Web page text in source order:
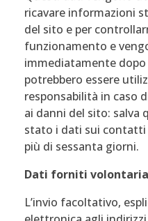
ricavare informazioni
del sito e per
funzionamento e
immediatamente dopo
potrebbero essere
responsabilità in caso
ai danni del sito: salva
stato i dati sui contatti
più di sessanta giorni.
Dati forniti
L’invio facoltativo,